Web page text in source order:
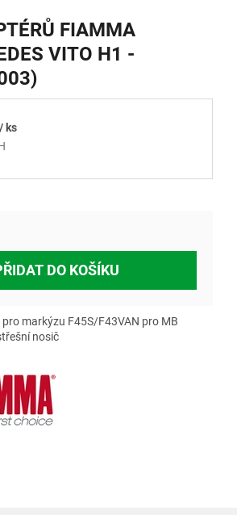
FIAMMA
VITO H1 -
/ ks
DO KOŠÍKU
markýzu F45S/F43VAN pro MB
nosič